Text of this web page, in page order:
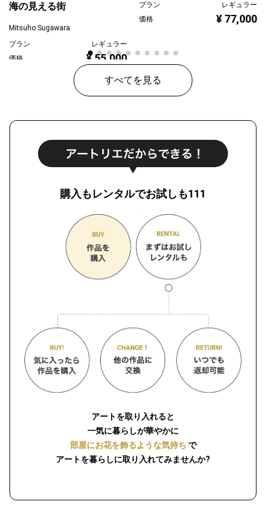
海の見える街
Mitsuho Sugawara
プラン
レギュラー
価格
¥ 55,000
プラン
レギュラー
価格
¥ 77,000
すべてを見る
購入もレンタルでお試しも111
アートを取り入れると
一気に暮らしが華やかに
部屋にお花を飾るような気持ち で
アートを暮らしに取り入れてみませんか?